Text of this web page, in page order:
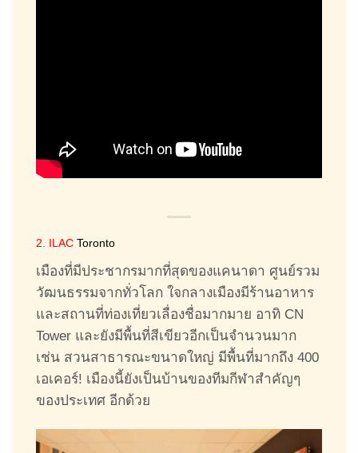
2. ILAC Toronto
เมืองที่มีประชากรมากที่สุดของแคนาดา ศูนย์รวม
วัฒนธรรมจากทั่วโลก ใจกลางเมืองมีร้านอาหาร
และสถานที่ท่องเที่ยวเลื่องชื่อมากมาย อาทิ CN
Tower และยังมีพื้นที่สีเขียวอีกเป็นจำนวนมาก
เช่น สวนสาธารณะขนาดใหญ่ มีพื้นที่มากถึง 400
เอเคอร์! เมืองนี้ยังเป็นบ้านของทีมกีฬาสำคัญๆ
ของประเทศ อีกด้วย